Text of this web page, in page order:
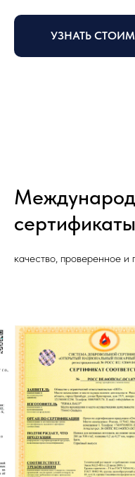
УЗНАТЬ
сертификаты
качество, проверенное